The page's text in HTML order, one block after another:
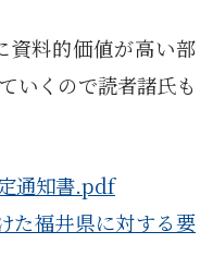
資料的価値が高い部
いくので読者諸氏も
通知書.pdf
た福井県に対する要